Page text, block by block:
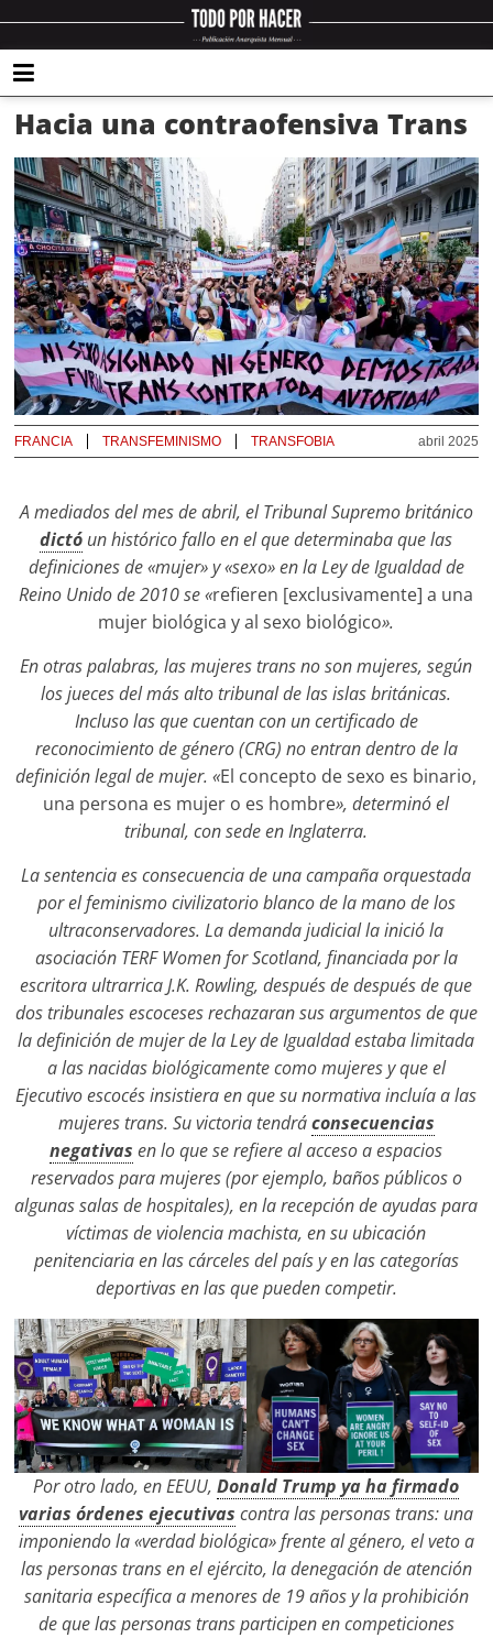
Hacia una contraofensiva Trans
abril 2025
FRANCIA TRANSFEMINISMO TRANSFOBIA
A mediados del mes de abril, el Tribunal Supremo británico
dictó un histórico fallo en el que determinaba que las
definiciones de «mujer» y «sexo» en la Ley de Igualdad de
Reino Unido de 2010 se «refieren [exclusivamente] a una
mujer biológica y al sexo biológico».
En otras palabras, las mujeres trans no son mujeres, según
los jueces del más alto tribunal de las islas británicas.
Incluso las que cuentan con un certificado de
reconocimiento de género (CRG) no entran dentro de la
definición legal de mujer. «El concepto de sexo es binario,
una persona es mujer o es hombre», determinó el
tribunal, con sede en Inglaterra.
La sentencia es consecuencia de una campaña orquestada
por el feminismo civilizatorio blanco de la mano de los
ultraconservadores. La demanda judicial la inició la
asociación TERF Women for Scotland, financiada por la
escritora ultrarrica J.K. Rowling, después de después de que
dos tribunales escoceses rechazaran sus argumentos de que
la definición de mujer de la Ley de Igualdad estaba limitada
a las nacidas biológicamente como mujeres y que el
Ejecutivo escocés insistiera en que su normativa incluía a las
mujeres trans. Su victoria tendráconsecuencias
negativas en lo que se refiere al acceso a espacios
reservados para mujeres (por ejemplo, baños públicos o
algunas salas de hospitales), en la recepción de ayudas para
víctimas de violencia machista, en su ubicación
penitenciaria en las cárceles del país y en las categorías
deportivas en las que pueden competir.
Por otro lado, en EEUU,Donald Trump ya ha firmado
varias órdenes ejecutivas contra las personas trans: una
imponiendo la «verdad biológica» frente al género, el veto a
las personas trans en el ejército, la denegación de atención
sanitaria específica a menores de 19 años y la prohibición
de que las personas trans participen en competiciones